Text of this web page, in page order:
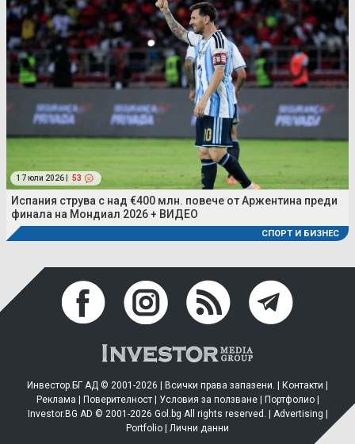
17 юли 2026 | 53
Испания струва с над €400 млн. повече от Аржентина преди
финала на Мондиал 2026 + ВИДЕО
СПОРТ И БИЗНЕС
Инвестор.БГ АД © 2001-2026 | Всички права запазени. | Контакти
Реклама
Поверителност| Условия за ползване| Портфолио|
Investor.BG AD © 2001-2026 Gol.bg All rights reserved. | Advertising
Portfolio
Лични данни